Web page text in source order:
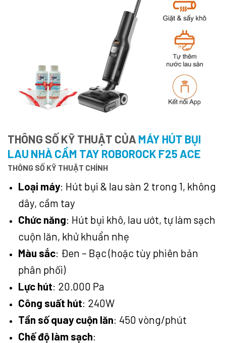
THÔNG SỐ KỸ THUẬT CỦA MÁY HÚT BỤI
LAU NHÀ CẦM TAY ROBOROCK F25 ACE
THÔNG SỐ KỸ THUẬT CHÍNH
Loại máy: Hút bụi & lau sàn 2 trong 1, không
dây, cầm tay
Chức năng: Hút bụi khô, lau ướt, tự làm sạch
cuộn lăn, khử khuẩn nhẹ
Màu sắc: Đen – Bạc (hoặc tùy phiên bản
phân phối)
Lực hút: 20.000 Pa
Công suất hút: 240W
Tần số quay cuộn lăn: 450 vòng/phút
Chế độ làm sạch: